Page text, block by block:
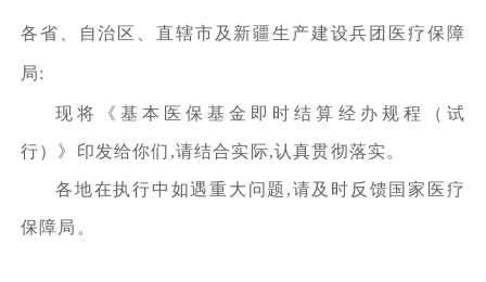
各省、自治区、直辖市及新疆生产建设兵团医疗保障
局:
现将《基本医保基金即时结算经办规程（试
行）》印发给你们,请结合实际,认真贯彻落实。
各地在执行中如遇重大问题,请及时反馈国家医疗
保障局。